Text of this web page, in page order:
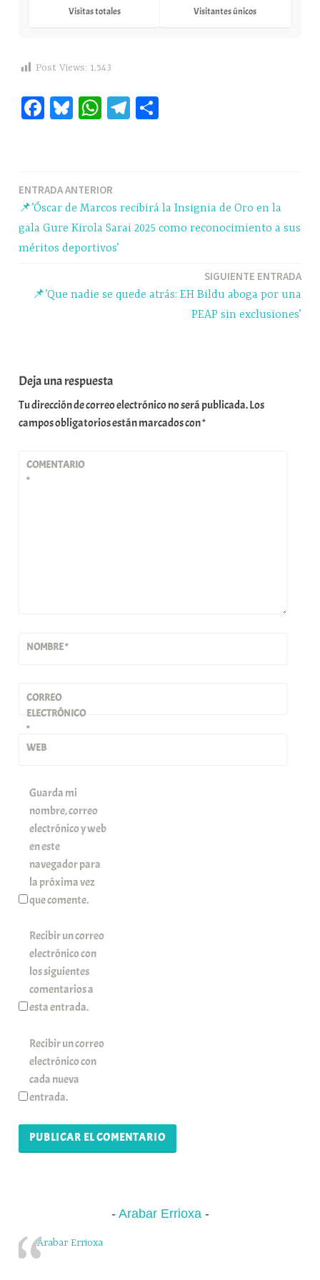
Visitas totales Visitantes únicos
Post Views: 1.543
Fa Bl W
pp
Te
m rti
r
Navegación
de
entradas
ENTRADA ANTERIOR
📌’Óscar de Marcos recibirá la Insignia de Oro en la
gala Gure Kirola Sarai 2025 como reconocimiento a sus
méritos deportivos’
SIGUIENTE ENTRADA
📌’Que nadie se quede atrás: EH Bildu aboga por una
PEAP sin exclusiones’
Deja una respuesta
Tu dirección de correo electrónico no será publicada.Los
campos obligatorios están marcados con*
COMENTARIO
*
NOMBRE*
CORREO
ELECTRÓNICO
*
WEB
Guarda mi
nombre, correo
electrónico y web
en este
navegador para
la próxima vez
que comente.
Recibir un correo
electrónico con
los siguientes
comentarios a
esta entrada.
Recibir un correo
electrónico con
cada nueva
entrada.
Arabar Errioxa
Arabar Errioxa